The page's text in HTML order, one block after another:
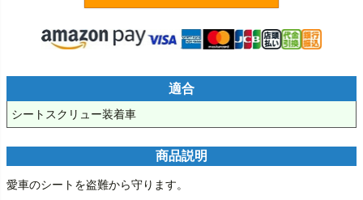
適合
シートスクリュー装着車
商品説明
愛車のシートを盗難から守ります。